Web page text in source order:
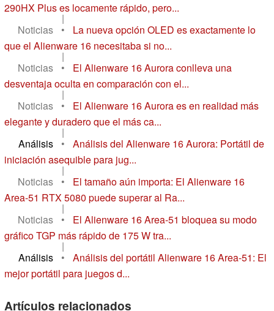
290HX Plus es locamente rápido, pero...
|
Noticias
•
La nueva opción OLED es exactamente lo
que el Alienware 16 necesitaba si no...
|
Noticias
•
El Alienware 16 Aurora conlleva una
desventaja oculta en comparación con el...
|
Noticias
•
El Alienware 16 Aurora es en realidad más
elegante y duradero que el más ca...
|
Análisis
•
Análisis del Alienware 16 Aurora: Portátil de
iniciación asequible para jug...
|
Noticias
•
El tamaño aún importa: El Alienware 16
Area-51 RTX 5080 puede superar al Ra...
|
Noticias
•
El Alienware 16 Area-51 bloquea su modo
gráfico TGP más rápido de 175 W tra...
|
Análisis
•
Análisis del portátil Alienware 16 Area-51: El
mejor portátil para juegos d...
Artículos relacionados